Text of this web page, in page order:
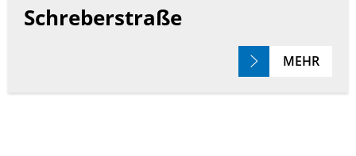
Schreberstraße
MEHR